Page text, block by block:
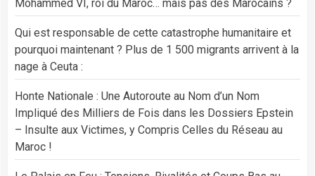
Mohammed VI, roi du Maroc… mais pas des Marocains ?
Qui est responsable de cette catastrophe humanitaire et
pourquoi maintenant ? Plus de 1 500 migrants arrivent à la
nage à Ceuta :
Honte Nationale : Une Autoroute au Nom d’un Nom
Impliqué des Milliers de Fois dans les Dossiers Epstein
– Insulte aux Victimes, y Compris Celles du Réseau au
Maroc !